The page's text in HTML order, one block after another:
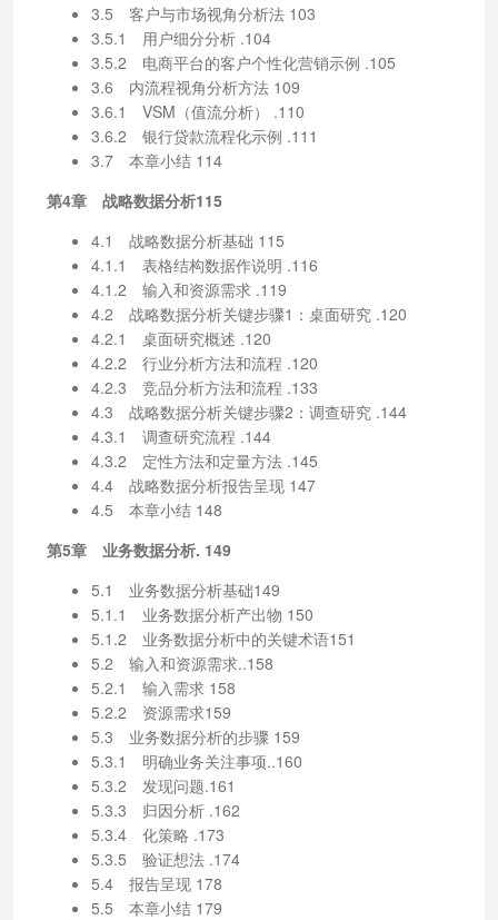
3.5 客户与市场视角分析法 103
3.5.1 用户细分分析 .104
3.5.2 电商平台的客户个性化营销示例 .105
3.6 内流程视角分析方法 109
3.6.1 VSM（值流分析） .110
3.6.2 银行贷款流程化示例 .111
3.7 本章小结 114
第4章 战略数据分析115
4.1 战略数据分析基础 115
4.1.1 表格结构数据作说明 .116
4.1.2 输入和资源需求 .119
4.2 战略数据分析关键步骤1：桌面研究 .120
4.2.1 桌面研究概述 .120
4.2.2 行业分析方法和流程 .120
4.2.3 竞品分析方法和流程 .133
4.3 战略数据分析关键步骤2：调查研究 .144
4.3.1 调查研究流程 .144
4.3.2 定性方法和定量方法 .145
4.4 战略数据分析报告呈现 147
4.5 本章小结 148
第5章 业务数据分析. 149
5.1 业务数据分析基础149
5.1.1 业务数据分析产出物 150
5.1.2 业务数据分析中的关键术语151
5.2 输入和资源需求..158
5.2.1 输入需求 158
5.2.2 资源需求159
5.3 业务数据分析的步骤 159
5.3.1 明确业务关注事项..160
5.3.2 发现问题.161
5.3.3 归因分析 .162
5.3.4 化策略 .173
5.3.5 验证想法 .174
5.4 报告呈现 178
5.5 本章小结 179